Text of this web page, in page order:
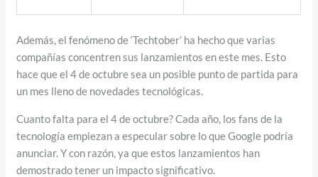
Además, el fenómeno de ‘Techtober’ ha hecho que varias
compañías concentren sus lanzamientos en este mes. Esto
hace que el 4 de octubre sea un posible punto de partida para
un mes lleno de novedades tecnológicas.
Cuanto falta para el 4 de octubre? Cada año, los fans de la
tecnología empiezan a especular sobre lo que Google podría
anunciar. Y con razón, ya que estos lanzamientos han
demostrado tener un impacto significativo.